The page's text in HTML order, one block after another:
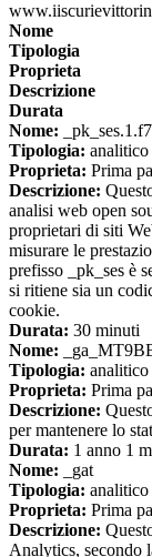
Nome
Tipologia
Proprieta
Descrizione
Durata
Nome:
Tipologia: analitico
Proprieta: Prima
Descrizione:
analisi web open
proprietari di siti
misurare le
prefisso _pk_ses è
si ritiene sia un
cookie.
Durata: 30 minuti
Nome:
Tipologia: analitico
Proprieta: Prima
Descrizione:
per mantenere lo
Durata: 1 anno 1
Nome: _gat
Tipologia: analitico
Proprieta: Prima
Descrizione:
Analytics, secondo